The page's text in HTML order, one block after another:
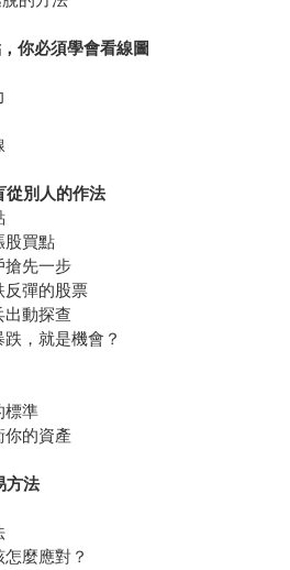
你必須學會看線圖
從別人的作法
股買點
搶先一步
反彈的股票
出動探查
，就是機會？
標準
你的資產
方法
麼應對？